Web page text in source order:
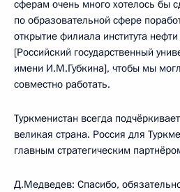
сферам очень много хотелось бы
по образовательной сфере
открытие филиала института
[Российский государственный
имени И.М.Губкина], чтобы мы
совместно работать.
Туркменистан всегда
великая страна. Россия для
главным стратегическим
Д.Медведев: Спасибо,